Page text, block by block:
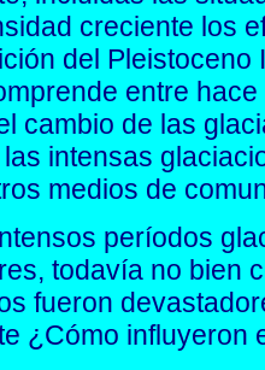
creciente los
del
entre
cambio de las
intensas
medios de
períodos
todavía no bien
fueron
¿Cómo influyeron